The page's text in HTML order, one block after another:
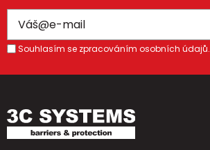
Souhlasím se zpracováním osobních údajů.